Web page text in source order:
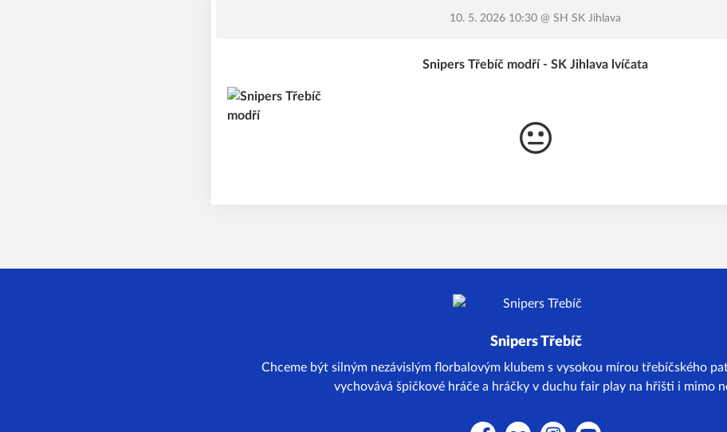
10. 5. 2026 10:30 @ SH SK Jihlava
Snipers Třebíč modří - SK Jihlava lvíčata
Snipers Třebíč
Chceme být silným nezávislým florbalovým klubem s vysokou mírou třebíčského
vychovává špičkové hráče a hráčky v duchu fair play na hřišti i mimo